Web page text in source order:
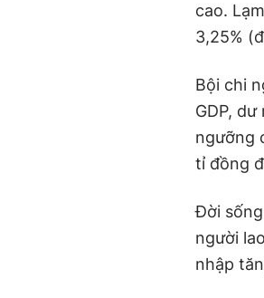
cao.
3,25%
Bội chi
GDP,
ngưỡng
tỉ đồng
Đời
người
nhập